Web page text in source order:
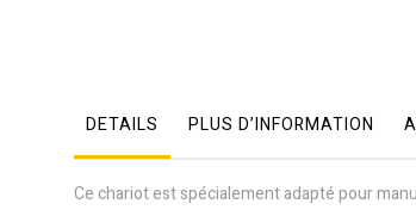
images
galleryDETAILS PLUS D’INFORMATION
Ce chariot est spécialement adapté pour